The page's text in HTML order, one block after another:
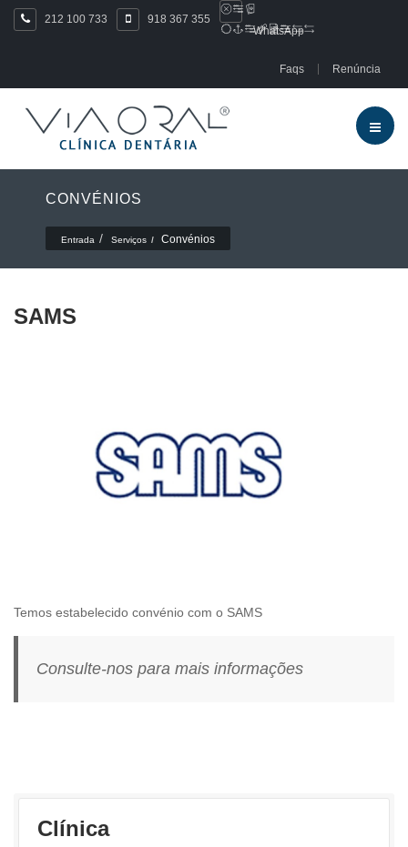
212 100 733
918 367 355
WhatsApp
Faqs Renúncia
CONVÉNIOS
Entrada Serviços Convénios
SAMS
Temos estabelecido convénio com o SAMS
Consulte-nos para mais informações
Clínica